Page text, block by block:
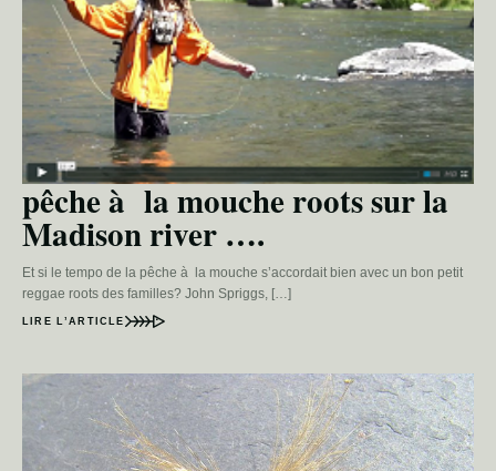
pêche à la mouche roots sur la
Madison river ….
Et si le tempo de la pêche à la mouche s’accordait bien avec un bon petit
reggae roots des familles? John Spriggs, […]
LIRE L’ARTICLE